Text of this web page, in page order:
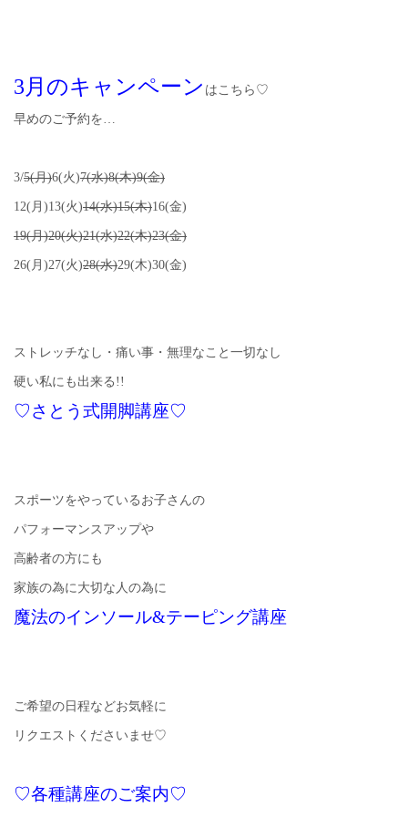
3月のキャンペーン はこちら♡
早めのご予約を…
3/5(月)6(火)7(水)8(木)9(金)
12(月)13(火)14(水)15(木)16(金)
19(月)20(火)21(水)22(木)23(金)
26(月)27(火)28(水)29(木)30(金)
ストレッチなし・痛い事・無理なこと一切なし
硬い私にも出来る!!
♡さとう式開脚講座♡
スポーツをやっているお子さんの
パフォーマンスアップや
高齢者の方にも
家族の為に大切な人の為に
魔法のインソール&テーピング講座
ご希望の日程などお気軽に
リクエストくださいませ♡
♡各種講座のご案内♡